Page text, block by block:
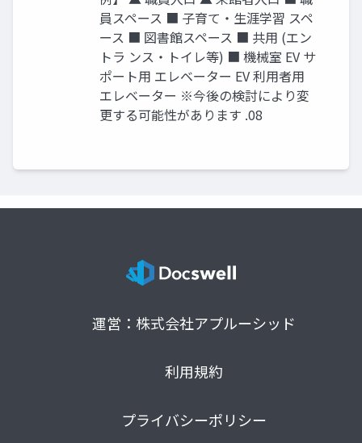
員スペース ■ 子育て・生涯学習 スペ
ース ■ 図書館スペース ■ 共用 (エン
トラ ンス・トイレ等) ■ 機械室 EV サ
ポート用 エレベーター EV 利用者用
エレベーター ※今後の検討により変
更する可能性があります .08
運営：株式会社アプルーシッド
利用規約
プライバシーポリシー